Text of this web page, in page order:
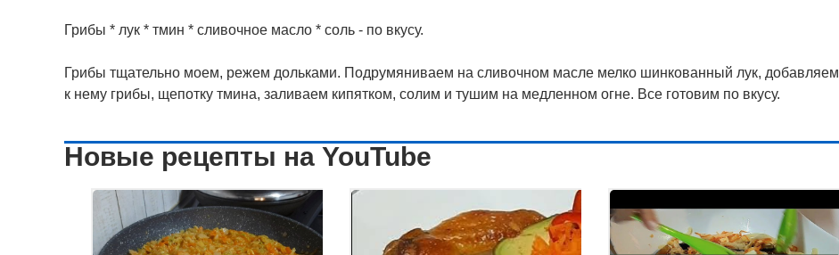
Грибы * лук * тмин * сливочное масло * соль - по вкусу.
Грибы тщательно моем, режем дольками. Подрумяниваем на сливочном масле мелко шинкованный лук, добавляем
к нему грибы, щепотку тмина, заливаем кипятком, солим и тушим на медленном огне. Все готовим по вкусу.
Новые рецепты на YouTube